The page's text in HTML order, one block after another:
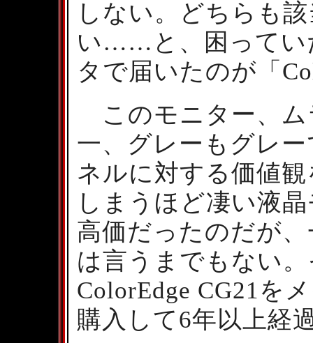
しない。どちらも
い……と、困ってい
タで届いたのが「
このモニター、ム
一、グレーもグレ
ネルに対する価値
しまうほど凄い液
高価だったのだが
は言うまでもない
ColorEdge CG21を
購入して6年以上経